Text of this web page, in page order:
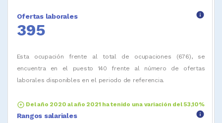
Ofertas laborales info
395
Esta ocupación frente al total de ocupaciones (676), se
encuentra en el puesto 140 frente al número de ofertas
laborales disponibles en el periodo de referencia.
arrow_circle_up Del año 2020 al año 2021 ha tenido una variación del 53,10%
Rangos salariales info